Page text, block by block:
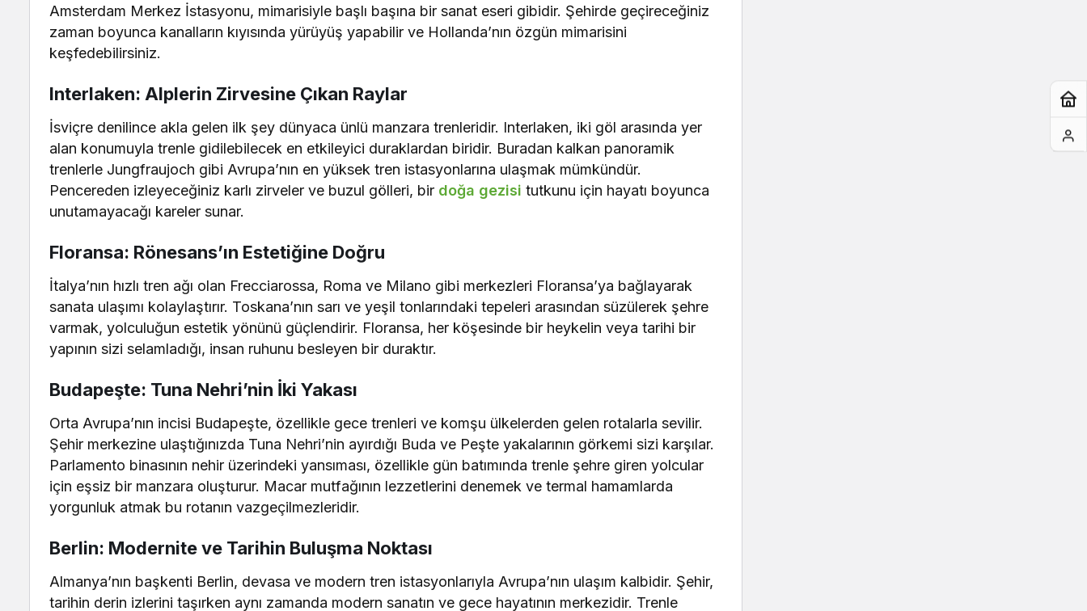
Amsterdam Merkez İstasyonu, mimarisiyle başlı başına bir sanat eseri gibidir. Şehirde geçireceğiniz
zaman boyunca kanalların kıyısında yürüyüş yapabilir ve Hollanda’nın özgün mimarisini
keşfedebilirsiniz.
Interlaken: Alplerin Zirvesine Çıkan Raylar
İsviçre denilince akla gelen ilk şey dünyaca ünlü manzara trenleridir. Interlaken, iki göl arasında yer
alan konumuyla trenle gidilebilecek en etkileyici duraklardan biridir. Buradan kalkan panoramik
trenlerle Jungfraujoch gibi Avrupa’nın en yüksek tren istasyonlarına ulaşmak mümkündür.
Pencereden izleyeceğiniz karlı zirveler ve buzul gölleri, bir doğa gezisi tutkunu için hayatı boyunca
unutamayacağı kareler sunar.
Floransa: Rönesans’ın Estetiğine Doğru
İtalya’nın hızlı tren ağı olan Frecciarossa, Roma ve Milano gibi merkezleri Floransa’ya bağlayarak
sanata ulaşımı kolaylaştırır. Toskana’nın sarı ve yeşil tonlarındaki tepeleri arasından süzülerek şehre
varmak, yolculuğun estetik yönünü güçlendirir. Floransa, her köşesinde bir heykelin veya tarihi bir
yapının sizi selamladığı, insan ruhunu besleyen bir duraktır.
Budapeşte: Tuna Nehri’nin İki Yakası
Orta Avrupa’nın incisi Budapeşte, özellikle gece trenleri ve komşu ülkelerden gelen rotalarla sevilir.
Şehir merkezine ulaştığınızda Tuna Nehri’nin ayırdığı Buda ve Peşte yakalarının görkemi sizi karşılar.
Parlamento binasının nehir üzerindeki yansıması, özellikle gün batımında trenle şehre giren yolcular
için eşsiz bir manzara oluşturur. Macar mutfağının lezzetlerini denemek ve termal hamamlarda
yorgunluk atmak bu rotanın vazgeçilmezleridir.
Berlin: Modernite ve Tarihin Buluşma Noktası
Almanya’nın başkenti Berlin, devasa ve modern tren istasyonlarıyla Avrupa’nın ulaşım kalbidir. Şehir,
tarihin derin izlerini taşırken aynı zamanda modern sanatın ve gece hayatının merkezidir. Trenle